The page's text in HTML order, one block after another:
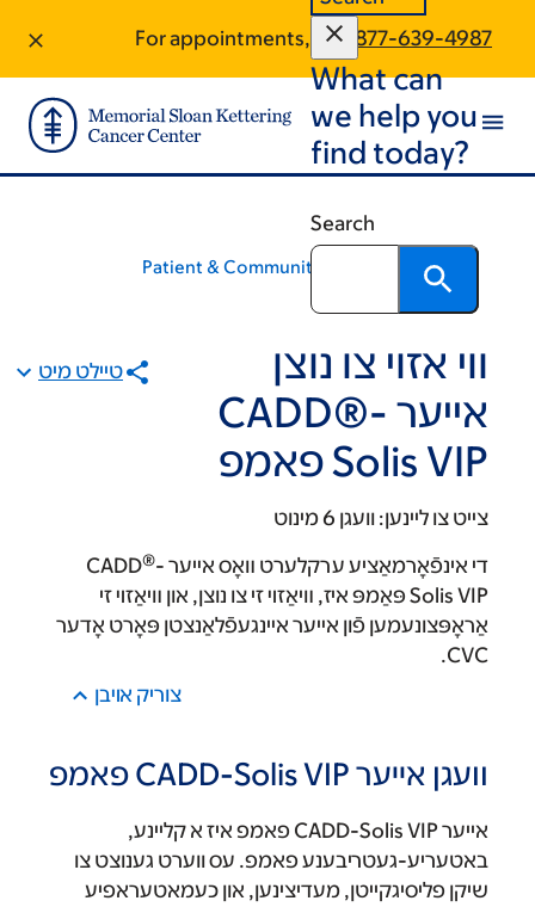
For appointments, call:877-639-4987
What can
we help you
find today?
Search
Patient & Community Education
ווי אזוי צו נוצן
אייער CADD®-
Solis VIP פאמפ
טיילט מיט
צייט צו ליינען:וועגן 6 מינוט
די אינפֿאָרמאַציע ערקלערט װאָס אײער CADD ®-
Solis VIP פּאַמפּ איז, װיאַזױ זי צו נוצן, און װיאַזױ זי
אַראָפּצונעמען פֿון אײער אײנגעפֿלאַנצטן פּאָרט אָדער
CVC.
צוריק אױבן
וועגן אייער CADD-Solis VIP פאמפ
אייער CADD-Solis VIP פאמפ איז א קליינע,
באטעריע-געטריבענע פאמפ. עס ווערט גענוצט צו
שיקן פליסיגקייטן, מעדיצינען, און כעמאטעראפיע